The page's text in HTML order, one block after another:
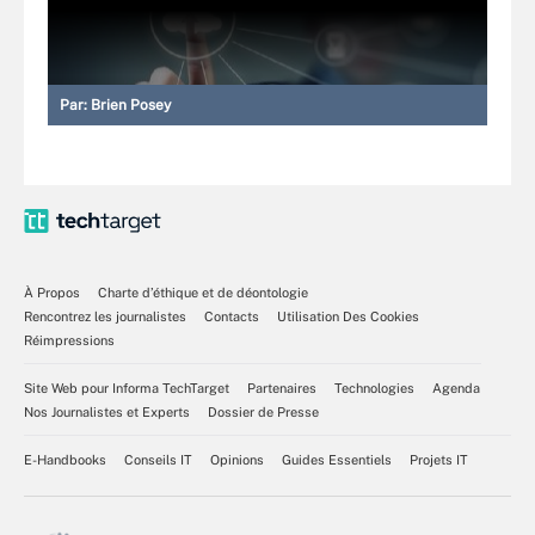
Par: Brien Posey
À Propos
Charte d’éthique et de déontologie
Rencontrez les journalistes
Contacts
Utilisation Des Cookies
Réimpressions
Site Web pour Informa TechTarget Partenaires Technologies
Agenda
Nos Journalistes et Experts
Dossier de Presse
E-Handbooks Conseils IT Opinions Guides Essentiels Projets IT